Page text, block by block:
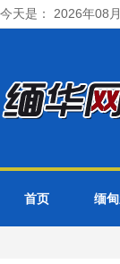
今天是： 2026年08
首页 缅